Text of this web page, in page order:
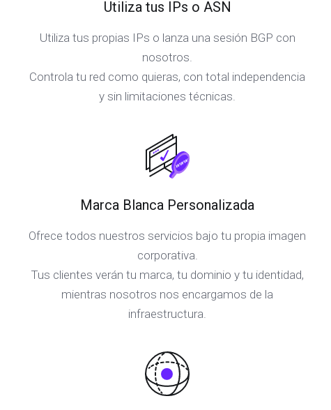
Utiliza tus IPs o ASN
Utiliza tus propias IPs o lanza una sesión BGP con
nosotros.
Controla tu red como quieras, con total independencia
y sin limitaciones técnicas.
Marca Blanca Personalizada
Ofrece todos nuestros servicios bajo tu propia imagen
corporativa.
Tus clientes verán tu marca, tu dominio y tu identidad,
mientras nosotros nos encargamos de la
infraestructura.